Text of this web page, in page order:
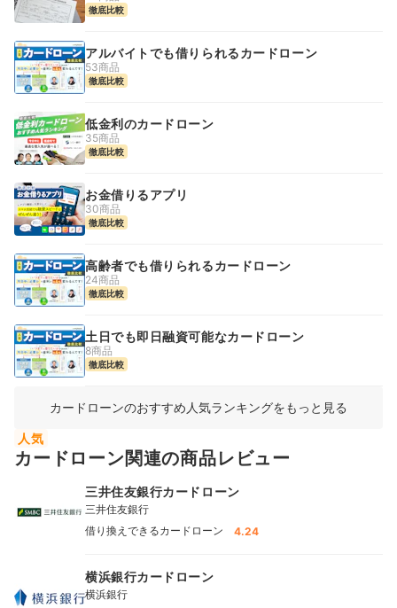
徹底比較
アルバイトでも借りられるカードローン
53商品
徹底比較
低金利のカードローン
35商品
徹底比較
お金借りるアプリ
30商品
徹底比較
高齢者でも借りられるカードローン
24商品
徹底比較
土日でも即日融資可能なカードローン
8商品
徹底比較
カードローンのおすすめ人気ランキングをもっと見る
人気
カードローン関連の商品レビュー
三井住友銀行カードローン
三井住友銀行
借り換えできるカードローン
4.24
横浜銀行カードローン
横浜銀行